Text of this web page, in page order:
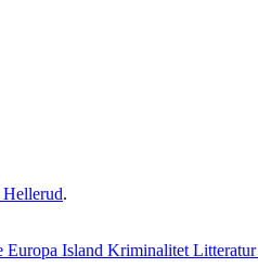
.
Europa Island Kriminalitet Litteratur